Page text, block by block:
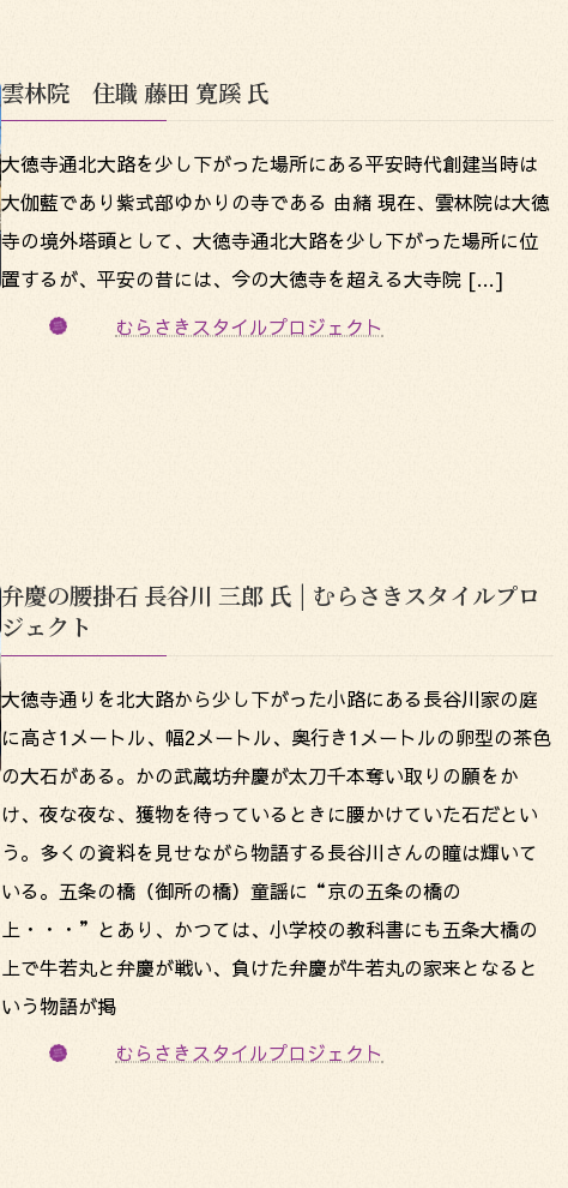
雲林院 住職 藤田 寛蹊 氏
大徳寺通北大路を少し下がった場所にある平安時代創建当時は
大伽藍であり紫式部ゆかりの寺である 由緒 現在、雲林院は大徳
寺の境外塔頭として、大徳寺通北大路を少し下がった場所に位
置するが、平安の昔には、今の大徳寺を超える大寺院 […]
むらさきスタイルプロジェクト
弁慶の腰掛石 長谷川 三郎 氏 | むらさきスタイルプロ
ジェクト
大徳寺通りを北大路から少し下がった小路にある長谷川家の庭
に高さ1メートル、幅2メートル、奥行き1メートルの卵型の茶色
の大石がある。かの武蔵坊弁慶が太刀千本奪い取りの願をか
け、夜な夜な、獲物を待っているときに腰かけていた石だとい
う。多くの資料を見せながら物語する長谷川さんの瞳は輝いて
いる。五条の橋（御所の橋）童謡に“京の五条の橋の
上・・・”とあり、かつては、小学校の教科書にも五条大橋の
上で牛若丸と弁慶が戦い、負けた弁慶が牛若丸の家来となると
いう物語が掲
むらさきスタイルプロジェクト